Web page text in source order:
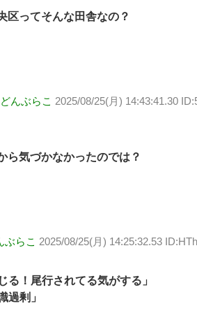
区ってそんな田舎なの？
んぶらこ 2025/08/25(月) 14:43:41.30
ら気づかなかったのでは？
ぶらこ 2025/08/25(月) 14:25:32.53
る！尾行されてる気がする」
過剰」